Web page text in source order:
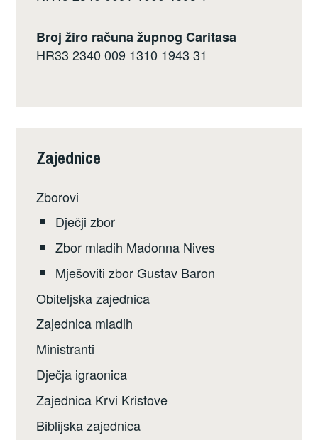
Broj žiro računa župnog Caritasa
HR33 2340 009 1310 1943 31
Zajednice
Zborovi
Dječji zbor
Zbor mladih Madonna Nives
Mješoviti zbor Gustav Baron
Obiteljska zajednica
Zajednica mladih
Ministranti
Dječja igraonica
Zajednica Krvi Kristove
Biblijska zajednica